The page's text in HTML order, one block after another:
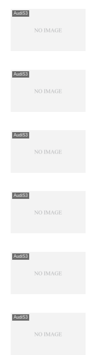
AudiS3
AudiS3
AudiS3
AudiS3
AudiS3
AudiS3